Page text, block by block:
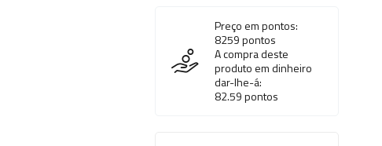
Preço em pontos:
8259pontos
A compra deste
produto em dinheiro
dar-lhe-á:
82.59pontos